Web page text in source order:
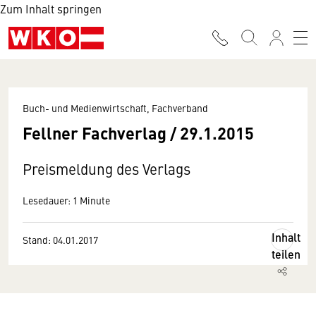
Zum Inhalt springen
Buch- und Medienwirtschaft, Fachverband
Fellner Fachverlag / 29.1.2015
Preismeldung des Verlags
Lesedauer: 1 Minute
Stand: 04.01.2017
Inhalt
teilen